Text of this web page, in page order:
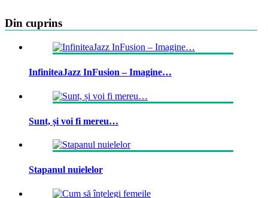
Din cuprins
InfiniteaJazz InFusion – Imagine…
Sunt, și voi fi mereu…
Stapanul nuielelor